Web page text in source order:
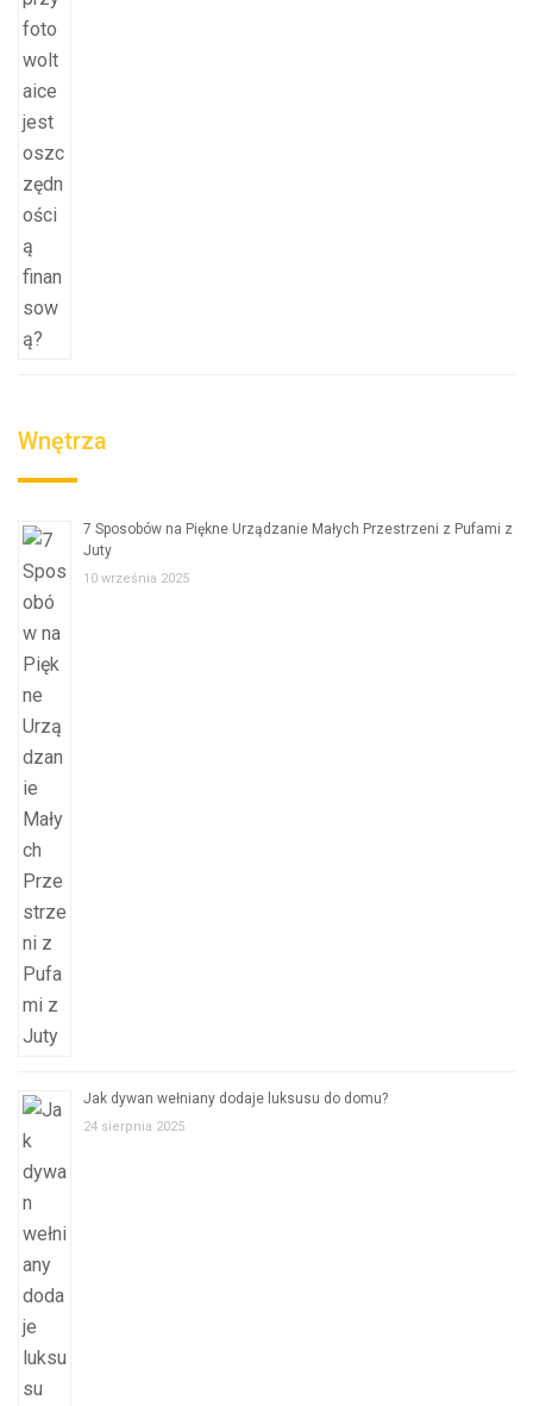
Wnętrza
7 Sposobów na Piękne Urządzanie Małych Przestrzeni z Pufami z
Juty
10 września 2025
Jak dywan wełniany dodaje luksusu do domu?
24 sierpnia 2025